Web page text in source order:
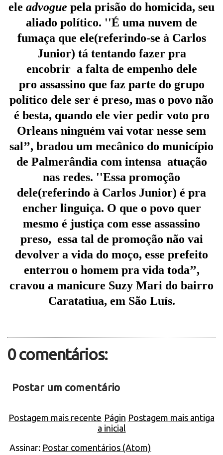
ele advogue pela prisão do homicida, seu
aliado político. ''É uma nuvem de
fumaça que ele(referindo-se à Carlos
Junior) tá tentando fazer pra
encobrir a falta de empenho dele
pro assassino que faz parte do grupo
político dele ser é preso, mas o povo não
é besta, quando ele vier pedir voto pro
Orleans ninguém vai votar nesse sem
sal’’, bradou um mecânico do município
de Palmerândia com intensa atuação
nas redes. ''Essa promoção
dele(referindo à Carlos Junior) é pra
encher linguiça. O que o povo quer
mesmo é justiça com esse assassino
preso, essa tal de promoção não vai
devolver a vida do moço, esse prefeito
enterrou o homem pra vida toda’’,
cravou a manicure Suzy Mari do bairro
Caratatiua, em São Luís.
0 comentários:
Postar um comentário
Postagem mais recente Postagem mais antiga
Págin
a inicial
Assinar: Postar comentários (Atom)